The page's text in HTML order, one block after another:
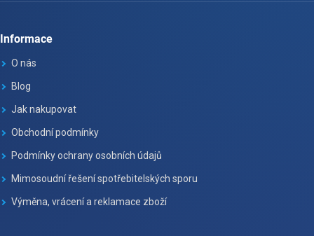
Informace
O nás
Blog
Jak nakupovat
Obchodní podmínky
Podmínky ochrany osobních údajů
Mimosoudní řešení spotřebitelských sporu
Výměna, vrácení a reklamace zboží